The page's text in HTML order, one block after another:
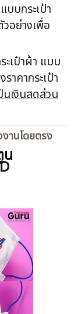
บบกระเป๋า
อย่างเพื่อ
เป๋าผ้า แบบ
าคากระเป๋า
นเงินสดส่วน
านโดยตรง
น